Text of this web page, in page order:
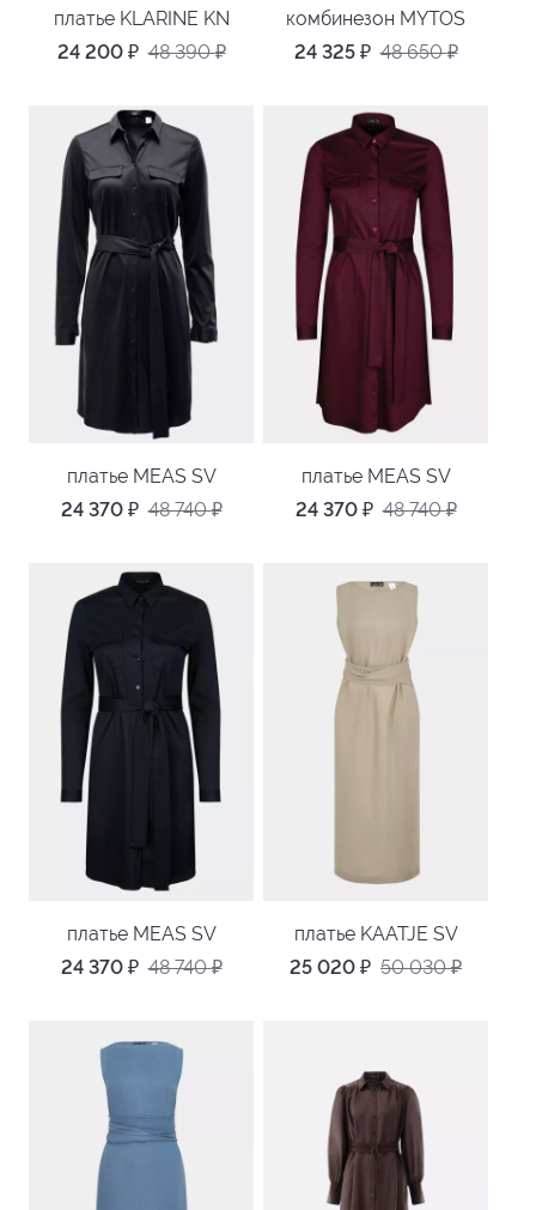
платье KLARINE KN
24 200 ₽ 48 390₽
комбинезон MYTOS
24 325 ₽ 48 650₽
платье MEAS SV
24 370 ₽ 48 740₽
платье MEAS SV
24 370 ₽ 48 740₽
платье MEAS SV
24 370 ₽ 48 740₽
платье KAATJE SV
25 020 ₽ 50 030₽